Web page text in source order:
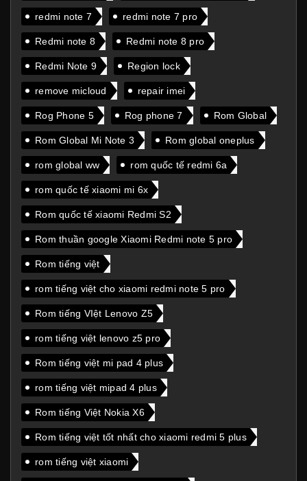
redmi note 7 redmi note 7 pro
Redmi note 8 Redmi note 8 pro
Redmi Note 9 Region lock
remove micloud repair imei
Rog Phone 5 Rog phone 7 Rom Global
Rom Global Mi Note 3 Rom global oneplus
rom global ww rom quốc tế redmi 6a
rom quốc tế xiaomi mi 6x
Rom quốc tế xiaomi Redmi S2
Rom thuần google Xiaomi Redmi note 5 pro
Rom tiếng việt
rom tiếng việt cho xiaomi redmi note 5 pro
Rom tiếng VIệt Lenovo Z5
rom tiếng việt lenovo z5 pro
Rom tiếng việt mi pad 4 plus
rom tiếng việt mipad 4 plus
Rom tiếng Việt Nokia X6
Rom tiếng việt tốt nhất cho xiaomi redmi 5 plus
rom tiếng việt xiaomi